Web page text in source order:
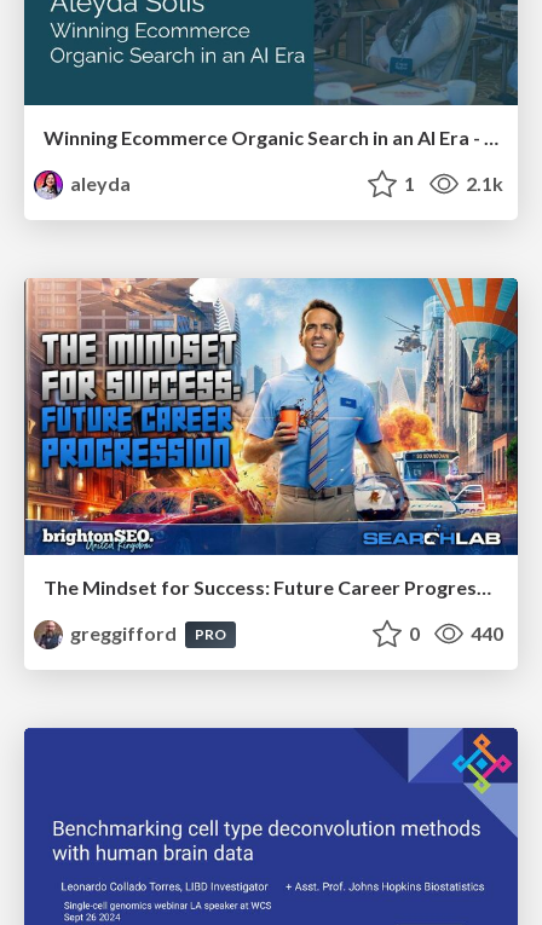
Winning Ecommerce Organic Search in an AI Era - #searchnstuff2025
aleyda
1 2.1k
The Mindset for Success: Future Career Progression
greggifford
PRO 0 440